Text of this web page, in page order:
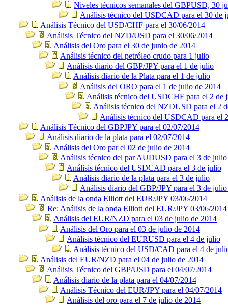
Niveles técnicos semanales del GBPUSD, 30
Análisis técnico del USDCAD para el 30 de
Análisis Técnico del USD/CHF para el 30/06/2014
Análisis Técnico del NZD/USD para el 30/06/2014
Análisis del Oro para el 30 de junio de 2014
Análisis técnico del petróleo crudo para 1 julio
Análisis diario del GBP/JPY para el 1 de julio
Análisis diario de la Plata para el 1 de julio
Análisis del ORO para el 1 de julio de 2014
Análisis técnico del USDCHF para el 2 de
Análisis técnico del NZDUSD para el 2
Análisis técnico del USDCAD para el
Análisis Técnico del GBPJPY para el 02/07/2014
Análisis diario de la plata para el 02/07/2014
Análisis del Oro par el 02 de julio de 2014
Análisis técnico del par AUDUSD para el 3 de julio
Análisis técnico del USDCAD para el 3 de julio
Análisis diario de la plata para el 3 de julio
Análisis diario del GBP/JPY para el 3 de julio
Análisis de la onda Elliott del EUR/JPY 03/06/2014
Re: Análisis de la onda Elliott del EUR/JPY 03/06/2014
Análisis del EUR/NZD para el 03 de julio de 2014
Análisis del Oro para el 03 de julio de 2014
Análisis técnico del EURUSD para el 4 de julio
Análisis técnico del USD/CAD para el 4 de
Análisis del EUR/NZD para el 04 de julio de 2014
Análisis Técnico del GBP/USD para el 04/07/2014
Análisis diario de la plata para el 04/07/2014
Análisis Técnico del EUR/JPY para el 04/07/2014
Análisis del oro para el 7 de julio de 2014